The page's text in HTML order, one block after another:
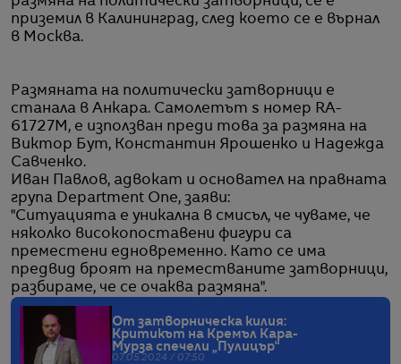
приземил в Калининград, след което се е върнал
в Москва.
Размяната на политически затворници е
станала в Анкара. Самолетът s номер RA-
61727M, е използван преди това за размяна на
Виктор Бут, Константин Ярошенко и Надежда
Савченко.
Иван Павлов, адвокат и основател на правната
група Department One, заяви:
"Ситуацията е уникална в смисъл, че чуваме, че
няколко високопоставени фигури са
преместени едновременно. Като се има
предвид броят на преместваните затворници,
разбираме, че се очаква размяна".
От затворническа килия:
Критикът на Кремъл Кара-
Мурза спечели „Пулицър“
07.05.2024 / 07:50